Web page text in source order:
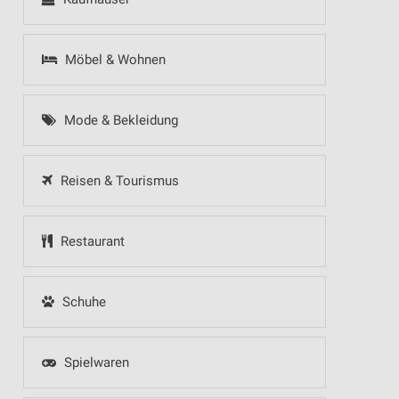
Möbel & Wohnen
Mode & Bekleidung
Reisen & Tourismus
Restaurant
Schuhe
Spielwaren